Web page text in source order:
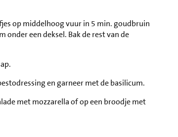
op middelhoog vuur in 5 min. goudbruin
onder een deksel. Bak de rest van de
en garneer met de basilicum.
met mozzarella of op een broodje met